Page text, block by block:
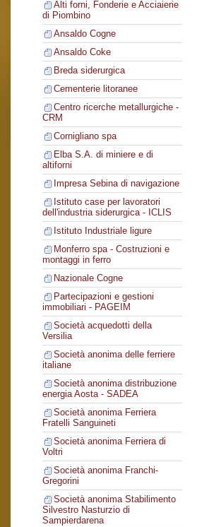
Alti forni, Fonderie e Acciaierie
di Piombino
Ansaldo Cogne
Ansaldo Coke
Breda siderurgica
Cementerie litoranee
Centro ricerche metallurgiche -
CRM
Cornigliano spa
Elba S.A. di miniere e di
altiforni
Impresa Sebina di navigazione
Istituto case per lavoratori
dell'industria siderurgica - ICLIS
Istituto Industriale ligure
Monferro spa - Costruzioni e
montaggi in ferro
Nazionale Cogne
Partecipazioni e gestioni
immobiliari - PAGEIM
Società acquedotti della
Versilia
Società anonima delle ferriere
italiane
Società anonima distribuzione
energia Aosta - SADEA
Società anonima Ferriera
Fratelli Sanguineti
Società anonima Ferriera di
Voltri
Società anonima Franchi-
Gregorini
Società anonima Stabilimento
Silvestro Nasturzio di
Sampierdarena